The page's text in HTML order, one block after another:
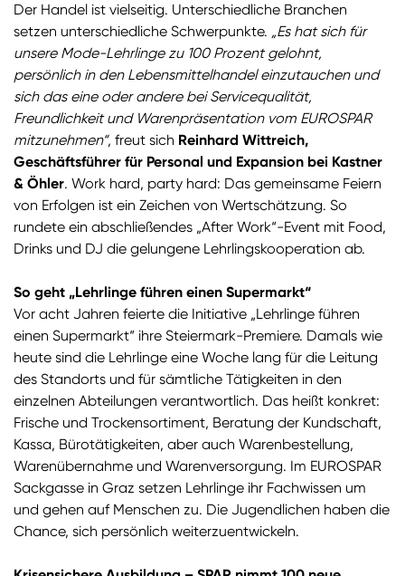
Der Handel ist vielseitig. Unterschiedliche Branchen
setzen unterschiedliche Schwerpunkte. „Es hat sich für
unsere Mode-Lehrlinge zu 100 Prozent gelohnt,
persönlich in den Lebensmittelhandel einzutauchen und
sich das eine oder andere bei Servicequalität,
Freundlichkeit und Warenpräsentation vom EUROSPAR
mitzunehmen“, freut sich Reinhard Wittreich,
Geschäftsführer für Personal und Expansion bei Kastner
& Öhler. Work hard, party hard: Das gemeinsame Feiern
von Erfolgen ist ein Zeichen von Wertschätzung. So
rundete ein abschließendes „After Work“-Event mit Food,
Drinks und DJ die gelungene Lehrlingskooperation ab.
So geht „Lehrlinge führen einen Supermarkt“
Vor acht Jahren feierte die Initiative „Lehrlinge führen
einen Supermarkt“ ihre Steiermark-Premiere. Damals wie
heute sind die Lehrlinge eine Woche lang für die Leitung
des Standorts und für sämtliche Tätigkeiten in den
einzelnen Abteilungen verantwortlich. Das heißt konkret:
Frische und Trockensortiment, Beratung der Kundschaft,
Kassa, Bürotätigkeiten, aber auch Warenbestellung,
Warenübernahme und Warenversorgung. Im EUROSPAR
Sackgasse in Graz setzen Lehrlinge ihr Fachwissen um
und gehen auf Menschen zu. Die Jugendlichen haben die
Chance, sich persönlich weiterzuentwickeln.